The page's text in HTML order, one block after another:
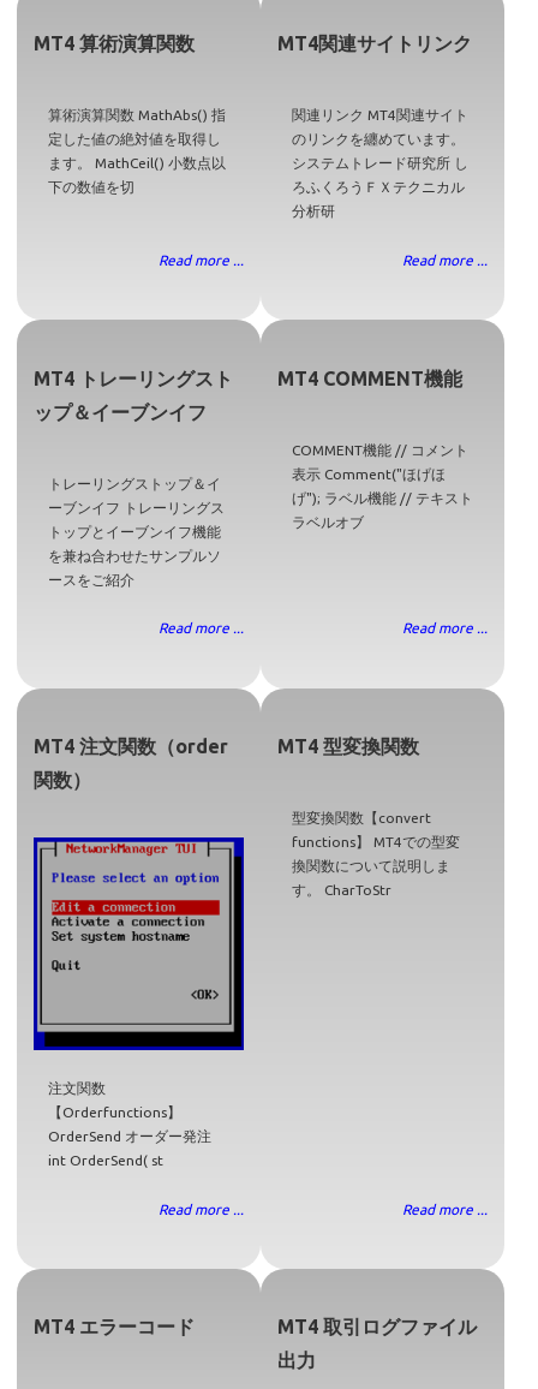
MT4 算術演算関数
算術演算関数 MathAbs() 指
定した値の絶対値を取得し
ます。 MathCeil() 小数点以
下の数値を切
Read more ...
MT4関連サイトリンク
関連リンク MT4関連サイト
のリンクを纏めています。
システムトレード研究所 し
ろふくろうＦＸテクニカル
分析研
Read more ...
MT4 トレーリングスト
ップ＆イーブンイフ
トレーリングストップ＆イ
ーブンイフ トレーリングス
トップとイーブンイフ機能
を兼ね合わせたサンプルソ
ースをご紹介
Read more ...
MT4 COMMENT機能
COMMENT機能 // コメント
表示 Comment("ほげほ
げ"); ラベル機能 // テキスト
ラベルオブ
Read more ...
MT4 注文関数（order
関数）
注文関数
【Orderfunctions】
OrderSend オーダー発注
int OrderSend( st
Read more ...
MT4 型変換関数
型変換関数【convert
functions】 MT4での型変
換関数について説明しま
す。 CharToStr
Read more ...
MT4 エラーコード
MT4 取引ログファイル
出力